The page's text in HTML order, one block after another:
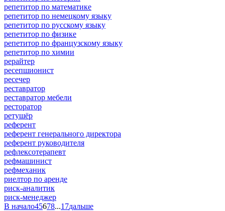
репетитор по математике
репетитор по немецкому языку
репетитор по русскому языку
репетитор по физике
репетитор по французскому языку
репетитор по химии
рерайтер
ресепшионист
ресечер
реставратор
реставратор мебели
ресторатор
ретушёр
референт
референт генерального директора
референт руководителя
рефлексотерапевт
рефмашинист
рефмеханик
риелтор по аренде
риск-аналитик
риск-менеджер
В начало45678...17дальше